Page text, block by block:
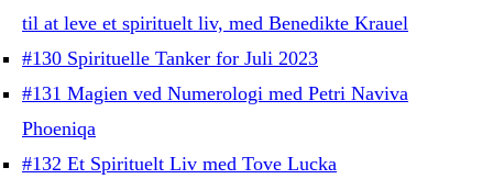
til at leve et spirituelt liv, med Benedikte Krauel
#130 Spirituelle Tanker for Juli 2023
#131 Magien ved Numerologi med Petri Naviva
Phoeniqa
#132 Et Spirituelt Liv med Tove Lucka